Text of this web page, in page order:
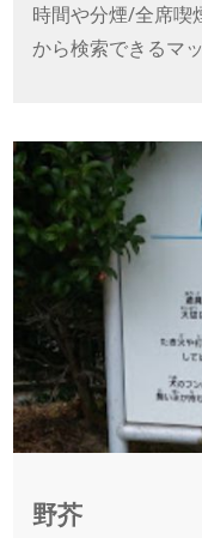
時間や分煙/全席喫
から検索できるマ
野芥